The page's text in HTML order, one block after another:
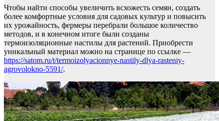
Чтобы найти способы увеличить всхожесть семян, создать
более комфортные условия для садовых культур и повысить
их урожайность, фермеры перебрали большое количество
методов, и в конечном итоге были созданы
термоизоляционные настилы для растений. Приобрести
уникальный материал можно на странице по ссылке —
https://satom.ru/t/termoizolyacionnye-nastily-dlya-rasteniy-
agrovolokno-5591/.